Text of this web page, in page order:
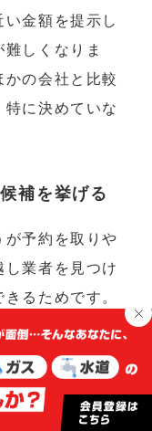
金額を提示し
しくなりま
の会社と比較
特に決めていな
補を挙げる
が予約を取りや
業者を見つけ
るためです。
もってスケジュ
る際に選択肢